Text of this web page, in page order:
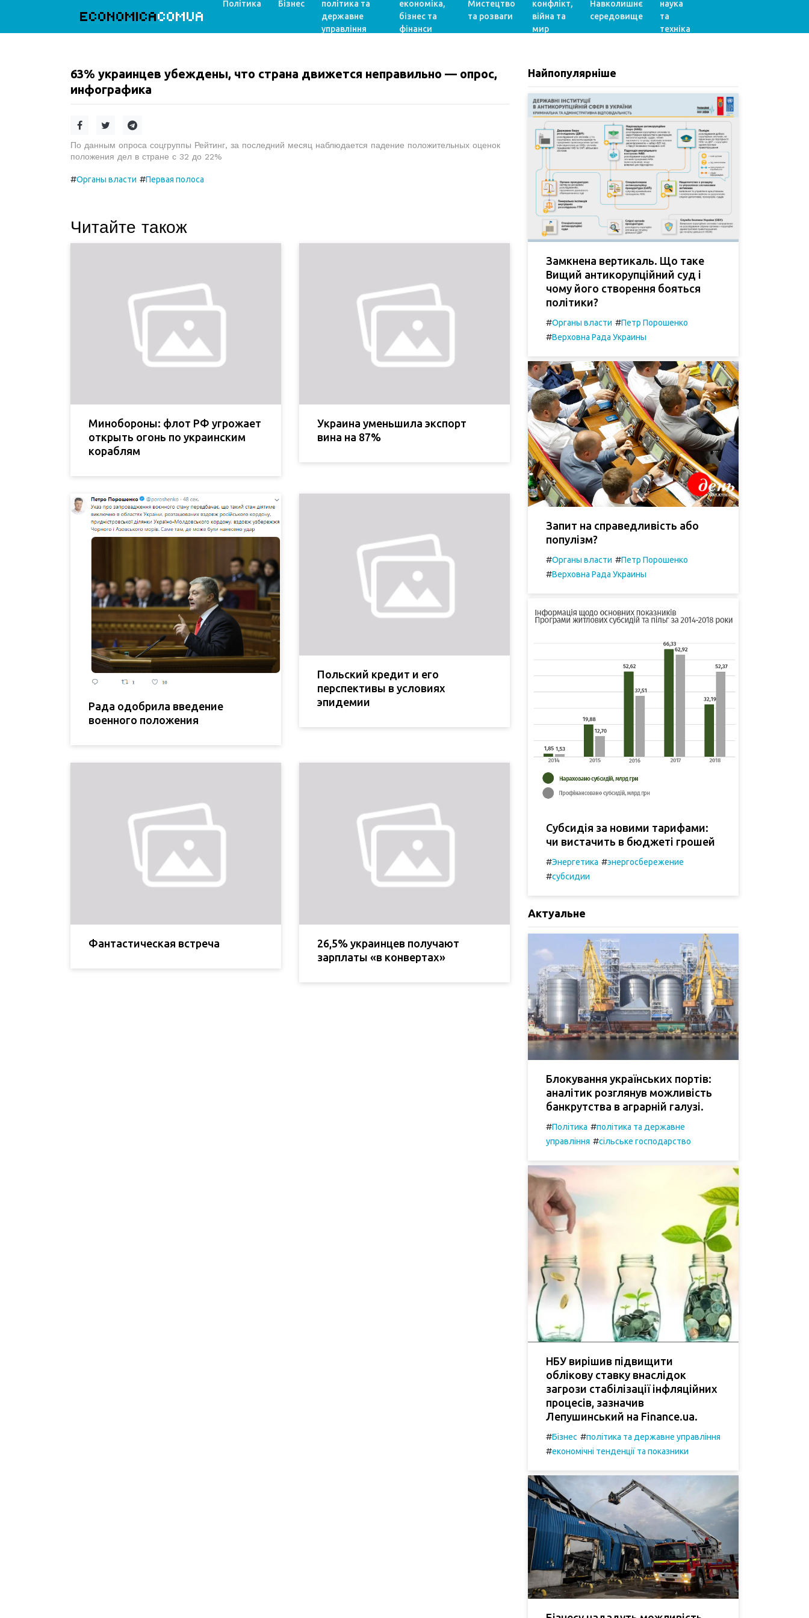
ECONOMICACOMUA
Політика Бізнес
політика та
державне
управління
економіка,
бізнес та
фінанси
Мистецтво
та розваги
конфлікт,
війна та
мир
Навколишнє
середовище
наука
та
техніка
63% украинцев убеждены, что страна движется неправильно — опрос,
инфографика
По данным опроса соцгруппы Рейтинг, за последний месяц наблюдается падение положительных оценок
положения дел в стране с 32 до 22%
#Органы власти #Первая полоса
Читайте також
Минобороны: флот РФ угрожает
открыть огонь по украинским
кораблям
Украина уменьшила экспорт
вина на 87%
Рада одобрила введение
военного положения
Польский кредит и его
перспективы в условиях
эпидемии
Фантастическая встреча
26,5% украинцев получают
зарплаты «в конвертах»
Найпопулярніше
Замкнена вертикаль. Що таке
Вищий антикорупційний суд і
чому його створення бояться
політики?
#Органы власти #Петр Порошенко
#Верховна Рада Украины
Запит на справедливість або
популізм?
#Органы власти #Петр Порошенко
#Верховна Рада Украины
Субсидія за новими тарифами:
чи вистачить в бюджеті грошей
#Энергетика #энергосбережение
#субсидии
Актуальне
Блокування українських портів:
аналітик розглянув можливість
банкрутства в аграрній галузі.
#Політика #політика та державне
управління #сільське господарство
НБУ вирішив підвищити
облікову ставку внаслідок
загрози стабілізації інфляційних
процесів, зазначив
Лепушинський на Finance.ua.
#Бізнес #політика та державне управління
#економічні тенденції та показники